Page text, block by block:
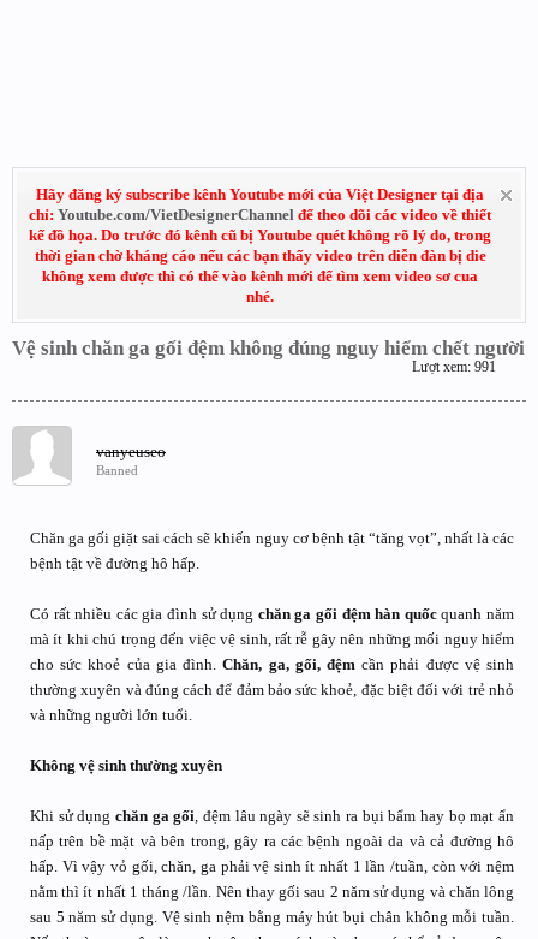
Hãy đăng ký subscribe kênh Youtube mới của Việt Designer tại địa
chỉ: Youtube.com/VietDesignerChannel để theo dõi các video về thiết
kế đồ họa. Do trước đó kênh cũ bị Youtube quét không rõ lý do, trong
thời gian chờ kháng cáo nếu các bạn thấy video trên diễn đàn bị die
không xem được thì có thể vào kênh mới để tìm xem video sơ cua
nhé.
Vệ sinh chăn ga gối đệm không đúng nguy hiểm chết người
Lượt xem: 991
vanyeuseo
Banned
Chăn ga gối giặt sai cách sẽ khiến nguy cơ bệnh tật “tăng vọt”, nhất là các
bệnh tật về đường hô hấp.
Có rất nhiều các gia đình sử dụng chăn ga gối đệm hàn quốcquanh năm
mà ít khi chú trọng đến việc vệ sinh, rất rễ gây nên những mối nguy hiểm
cho sức khoẻ của gia đình.Chăn, ga, gối, đệmcần phải được vệ sinh
thường xuyên và đúng cách để đảm bảo sức khoẻ, đặc biệt đối với trẻ nhỏ
và những người lớn tuổi.
Không vệ sinh thường xuyên
Khi sử dụng chăn ga gối, đệm lâu ngày sẽ sinh ra bụi bẩm hay bọ mạt ẩn
nấp trên bề mặt và bên trong, gây ra các bệnh ngoài da và cả đường hô
hấp. Vì vậy vỏ gối, chăn, ga phải vệ sinh ít nhất 1 lần /tuần, còn với nệm
nằm thì ít nhất 1 tháng /lần. Nên thay gối sau 2 năm sử dụng và chăn lông
sau 5 năm sử dụng. Vệ sinh nệm bằng máy hút bụi chân không mỗi tuần.